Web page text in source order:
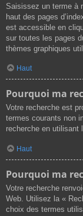
Saisissez un terme à
haut des pages
est accessible en
sur toutes les pages
thèmes graphiques
Haut
Pourquoi ma
Votre recherche est
termes courants non
recherche en utilisant
Haut
Pourquoi ma
Votre recherche
Web. Utilisez la «
choix des termes